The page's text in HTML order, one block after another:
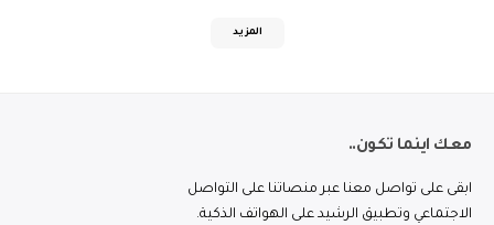
المزيد
معك اينما تكون..
ابقى على تواصل معنا عبر منصاتنا على التواصل
الاجتماعي وتطبيق الرشيد على الهواتف الذكية.